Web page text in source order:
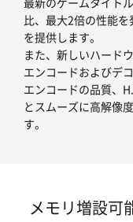
比、最大2倍の性能
を提供します。
また、新しいハード
エンコードおよびデ
エンコードの品質、
とスムーズに高解像
す。
メモリ増設可